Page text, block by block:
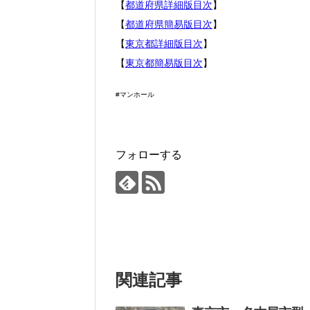
【都道府県詳細版目次】
【都道府県簡易版目次】
【東京都詳細版目次】
【東京都簡易版目次】
#マンホール
フォローする
関連記事